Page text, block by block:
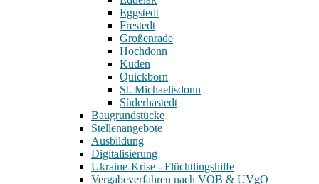
Eggstedt
Frestedt
Großenrade
Hochdonn
Kuden
Quickborn
St. Michaelisdonn
Süderhastedt
Baugrundstücke
Stellenangebote
Ausbildung
Digitalisierung
Ukraine-Krise - Flüchtlingshilfe
Vergabeverfahren nach VOB & UVgO